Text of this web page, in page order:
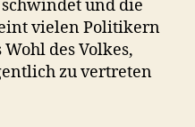
und die
vielen Politikern
des Volkes,
zu vertreten